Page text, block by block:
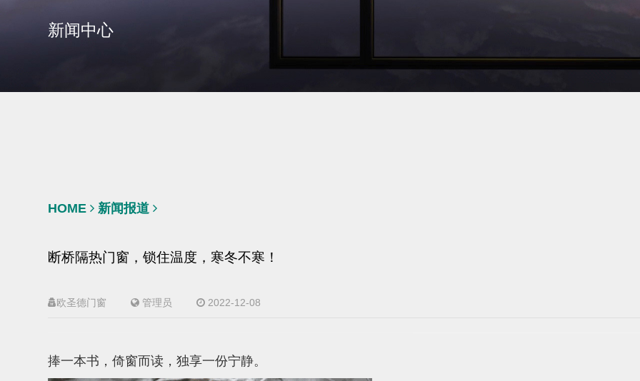
新闻中心
HOME 新闻报道
断桥隔热门窗，锁住温度，寒冬不寒！
欧圣德门窗 管理员 2022-12-08
捧一本书，倚窗而读，独享一份宁静。